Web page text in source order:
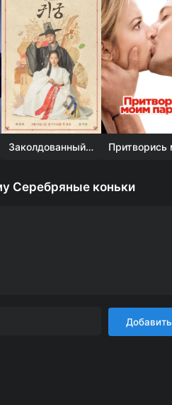
Заколдованный дворец
Серебряные коньки
Добавить